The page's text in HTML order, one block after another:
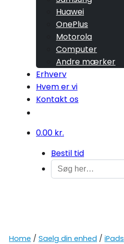
Huawei
OnePlus
Motorola
Computer
Andre mærker
Erhverv
Hvem er vi
Kontakt os
0.00 kr.
Bestil tid
Home / Saelg din enhed / iPads